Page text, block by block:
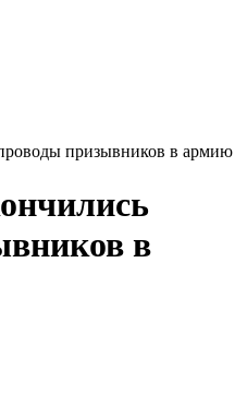
призывников в армию
в